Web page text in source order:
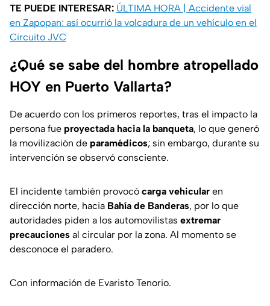
TE PUEDE INTERESAR: ÚLTIMA HORA | Accidente vial
en Zapopan: así ocurrió la volcadura de un vehículo en el
Circuito JVC
¿Qué se sabe del hombre atropellado
HOY en Puerto Vallarta?
De acuerdo con los primeros reportes, tras el impacto la
persona fue proyectada hacia la banqueta, lo que generó
la movilización de paramédicos; sin embargo, durante su
intervención se observó consciente.
El incidente también provocó carga vehicular en
dirección norte, hacia Bahía de Banderas, por lo que
autoridades piden a los automovilistas extremar
precauciones al circular por la zona. Al momento se
desconoce el paradero.
Con información de Evaristo Tenorio.